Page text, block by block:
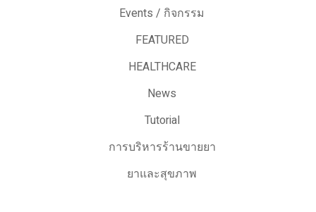
Events / กิจกรรม
FEATURED
HEALTHCARE
News
Tutorial
การบริหารร้านขายยา
ยาและสุขภาพ